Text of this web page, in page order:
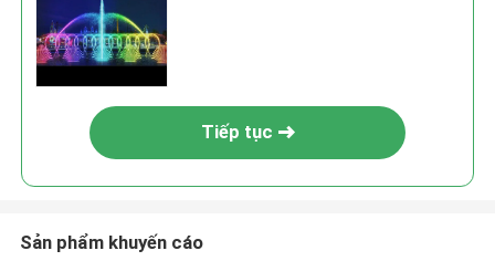
Tiếp tục
Sản phẩm khuyến cáo